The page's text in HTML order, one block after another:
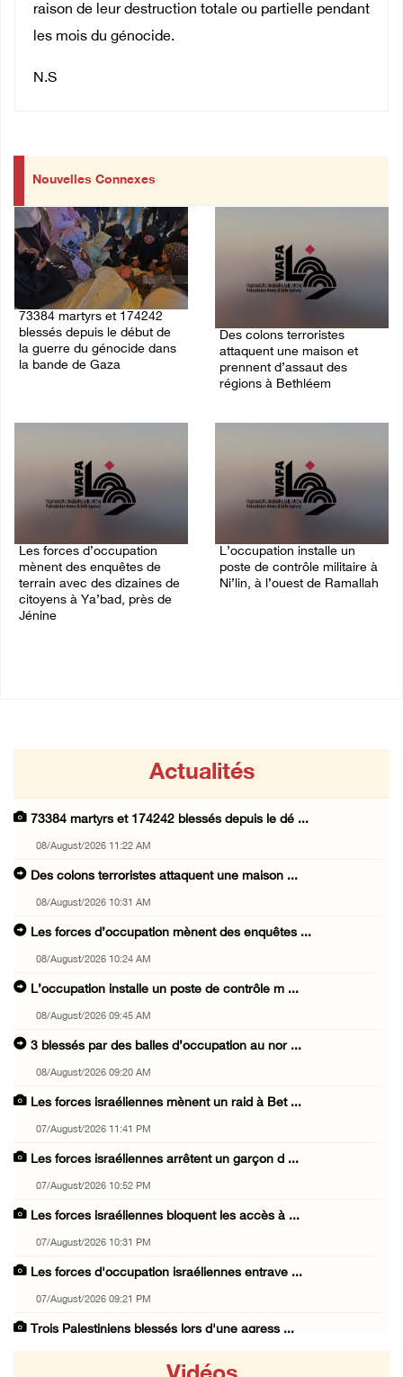
raison de leur destruction totale ou partielle pendant
les mois du génocide.
N.S
Nouvelles Connexes
73384 martyrs et 174242
blessés depuis le début de
la guerre du génocide dans
la bande de Gaza
Des colons terroristes
attaquent une maison et
prennent d’assaut des
régions à Bethléem
Les forces d’occupation
mènent des enquêtes de
terrain avec des dizaines de
citoyens à Ya’bad, près de
Jénine
L’occupation installe un
poste de contrôle militaire à
Ni’lin, à l’ouest de Ramallah
Actualités
73384 martyrs et 174242 blessés depuis le dé ...
08/August/2026 11:22 AM
Des colons terroristes attaquent une maison ...
08/August/2026 10:31 AM
Les forces d’occupation mènent des enquêtes ...
08/August/2026 10:24 AM
L’occupation installe un poste de contrôle m ...
08/August/2026 09:45 AM
3 blessés par des balles d’occupation au nor ...
08/August/2026 09:20 AM
Les forces israéliennes mènent un raid à Bet ...
07/August/2026 11:41 PM
Les forces israéliennes arrêtent un garçon d ...
07/August/2026 10:52 PM
Les forces israéliennes bloquent les accès à ...
07/August/2026 10:31 PM
Les forces d'occupation israéliennes entrave ...
07/August/2026 09:21 PM
Trois Palestiniens blessés lors d'une agress ...